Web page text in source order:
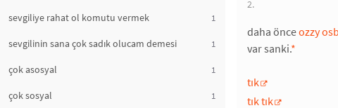
sevgiliye rahat ol komutu vermek 1
sevgilinin sana çok sadık olucam demesi 1
çok asosyal 1
çok sosyal 1
2.
daha önceozzy
var sanki.*
tık
tık tık